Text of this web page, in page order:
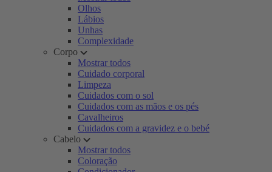
Olhos
Lábios
Unhas
Complexidade
Corpo
Mostrar todos
Cuidado corporal
Limpeza
Cuidados com o sol
Cuidados com as mãos e os pés
Cavalheiros
Cuidados com a gravidez e o bebé
Cabelo
Mostrar todos
Coloração